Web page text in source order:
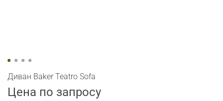
Диван Baker Teatro Sofa
Цена по запросу